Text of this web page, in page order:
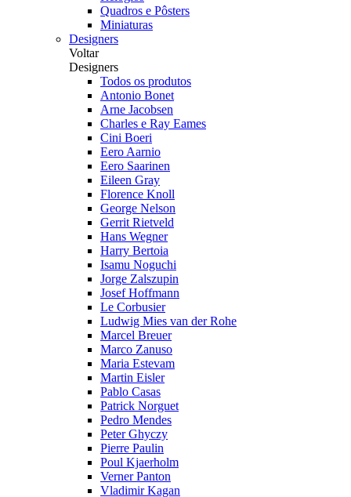
Quadros e Pôsters
Miniaturas
Designers
Voltar
Designers
Todos os produtos
Antonio Bonet
Arne Jacobsen
Charles e Ray Eames
Cini Boeri
Eero Aarnio
Eero Saarinen
Eileen Gray
Florence Knoll
George Nelson
Gerrit Rietveld
Hans Wegner
Harry Bertoia
Isamu Noguchi
Jorge Zalszupin
Josef Hoffmann
Le Corbusier
Ludwig Mies van der Rohe
Marcel Breuer
Marco Zanuso
Maria Estevam
Martin Eisler
Pablo Casas
Patrick Norguet
Pedro Mendes
Peter Ghyczy
Pierre Paulin
Poul Kjaerholm
Verner Panton
Vladimir Kagan